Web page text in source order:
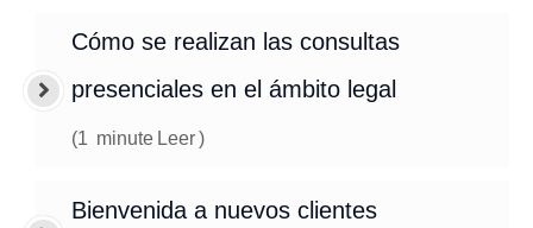
Cómo se realizan las consultas
presenciales en el ámbito legal
(1 minute Leer)
Bienvenida a nuevos clientes